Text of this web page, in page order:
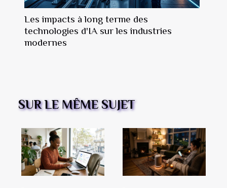
Les impacts à long terme des
technologies d'IA sur les industries
modernes
SUR LE MÊME SUJET